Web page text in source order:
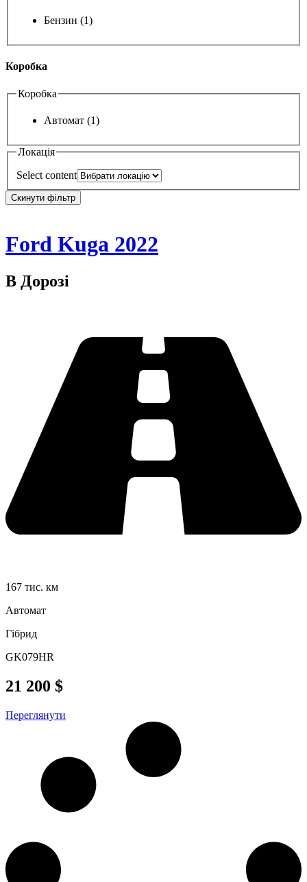
Бензин (1)
Коробка
Коробка
Автомат (1)
Локація
Select content
Скинути фільтр
Ford Kuga 2022
В Дорозі
167 тис. км
Автомат
Гібрид
GK079HR
21 200 $
Переглянути